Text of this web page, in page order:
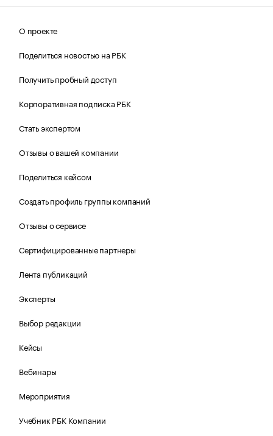
О проекте
Поделиться новостью на РБК
Получить пробный доступ
Корпоративная подписка РБК
Стать экспертом
Отзывы о вашей компании
Поделиться кейсом
Создать профиль группы компаний
Отзывы о сервисе
Сертифицированные партнеры
Лента публикаций
Эксперты
Выбор редакции
Кейсы
Вебинары
Мероприятия
Учебник РБК Компании